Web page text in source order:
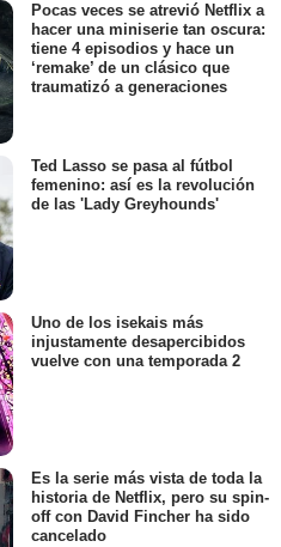
Pocas veces se atrevió Netflix a
hacer una miniserie tan oscura:
tiene 4 episodios y hace un
‘remake’ de un clásico que
traumatizó a generaciones
Ted Lasso se pasa al fútbol
femenino: así es la revolución
de las 'Lady Greyhounds'
Uno de los isekais más
injustamente desapercibidos
vuelve con una temporada 2
Es la serie más vista de toda la
historia de Netflix, pero su spin-
off con David Fincher ha sido
cancelado